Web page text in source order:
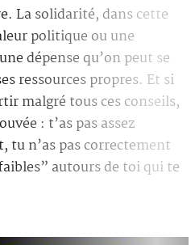
La solidarité, dans cette
politique ou une
dépense qu’on peut se
ressources propres. Et si
malgré tous ces conseils,
: t’as pas assez
n’as pas correctement
autours de toi qui te